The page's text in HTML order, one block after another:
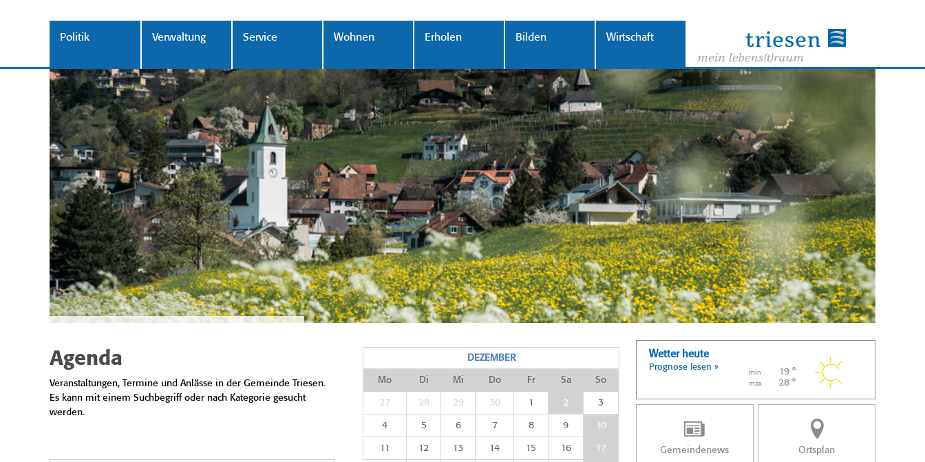
Politik Verwaltung Service Wohnen Erholen Bilden Wirtschaft
Agenda
Veranstaltungen, Termine und Anlässe in der Gemeinde Triesen.
Es kann mit einem Suchbegriff oder nach Kategorie gesucht
werden.
DEZEMBER
Mo Di Mi Do Fr Sa So
27 28 29 30 1 2 3
4 5 6 7 8 9 10
11 12 13 14 15 16 17
Wetter heute
Prognose lesen »
min 19 °
max 28 °
Gemeindenews Ortsplan